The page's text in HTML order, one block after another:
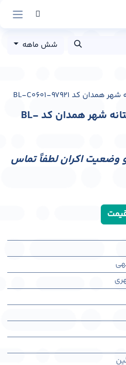
شش ماهه
بیلبورد میدان هگمتانه شهر همدان کد BL-
و وضعیت اکران لطفاً تماس